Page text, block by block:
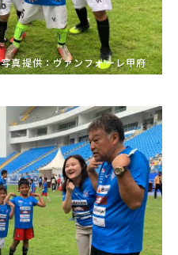
写真提供：ヴァンフォーレ甲府